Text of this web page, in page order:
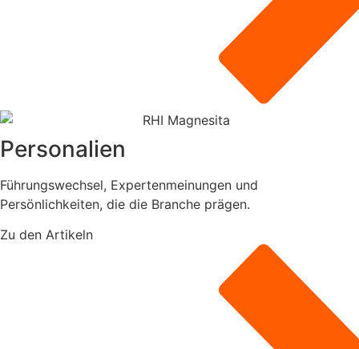
Personalien
Führungswechsel, Expertenmeinungen und
Persönlichkeiten, die die Branche prägen.
Zu den Artikeln